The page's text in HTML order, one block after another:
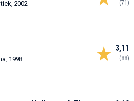
(71)
2002
3,11
(88)
1998